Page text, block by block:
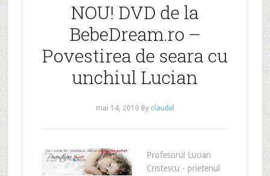
NOU! DVD de la
BebeDream.ro –
Povestirea de seara cu
unchiul Lucian
mai 14, 2010 By claudel
Profesorul Lucian
Cristescu - prietenul